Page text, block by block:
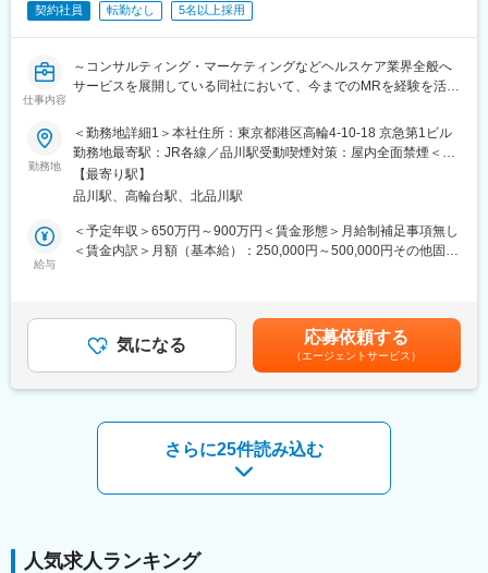
てご応募ください！同期社員と一緒に集中的に研修を行い、その
また、配属後も一人ひとりの知識とスキルレベルを上げるために
様々な研修をご用意しています。
《あなたの想いを実現する豊富なキャリアプランとサポート体
制！》
志向性やその時の環境に応じてや「１つの領域で専門性を高め
る」「幅広い疾患をカバーできるオールラウンダーになる」「本
社部門（マネージャー、研修部門など）へのキャリアチェンジ」
など幅広いキャリアプランがあります。また、弊社のマネージャ
ーのほとんどは、MRからキャリアをチェンジしているメンバーで
《職種に関して》
■MRとは主に医師や薬剤師等へ、担当製品の情報提供を行いま
す。担当施設の患者様に応じた情報提供や、担当製品の処方後の
変更の範囲：会社の定める業務
契約社員 転勤なし 5名以上採用
仕事内容
～コンサルティング・マーケティングなどヘルスケア業界全般へ
サービスを展開している同社において、今までのMRを経験を活か
■具体的な業務詳細：これまでのMRとしての実績、経験をもと
に、同社のコントラクトMRとしてクライアントのビジネスに貢献
いただきます。
・現在MRは正社員採用を積極的に行っておりますが、ご転勤が難
しい方に向けて、契約社員採用も実施しております
・担当エリア内での訪問医療施設のターゲティング、担当医療施
設への訪問計画作成、担当医療施設への訪問、医療従事者とのリ
担当者）とのリレーション構築
・医療従事者向けの説明会の企画・実施、医師同士のコミュニケ
ーション推進のための研究会・勉強会の立ち上げ、講演会の企
■CSO業界の動向：CSO業界の今後の動向としては今後のニーズ
が拡大していくことが見込まれます。メーカーMRの場合は新製品
の上市、競合品の出現、特許切れ、等によってMRの雇用が流動的
となるケースもありますが、ヘルスケアのマーケットで見た時に
は市場はかなりの拡大フェーズにございます。そのため、販売を
きるのです。
勤務地
＜勤務地詳細1＞本社住所：東京都港区高輪4-10-18 京急第1ビル
勤務地最寄駅：JR各線／品川駅受動喫煙対策：屋内全面禁煙＜勤
務地詳細2＞全国住所：全国 ※希望勤務地はアドバイザーにお伝
えください。 受動喫煙対策：屋内全面禁煙変更の範囲：会社の定
【最寄り駅】
品川駅、高輪台駅、北品川駅
給与
＜予定年収＞650万円～900万円＜賃金形態＞月給制補足事項無し
＜賃金内訳＞月額（基本給）：250,000円～500,000円その他固定
手当支給する。【補足】プロジェクト稼働手当(35,000円)、外勤
日当（1日1,500円／外勤3.5時間以上）■変動賞与制（6月・12
月・3月）※平均実績6ヶ月分■インセンティブ：3月（対象者）賃
金はあくまでも目安の金額であり、選考を通じて上下する可能性
気になる 応募依頼する
（エージェントサービス）
さらに25件読み込む
人気求人ランキング